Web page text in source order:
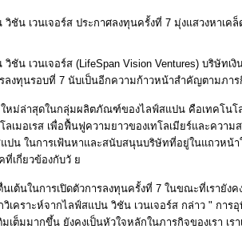
ชัน เวนเจอร์ส ประกาศลงทุนครั้งที่ 7 มุ่งแสวงหาเค
วิชัน เวนเจอร์ส (LifeSpan Vision Ventures) บริษั
ลงทุนรอบที่ 7 นับเป็นอีกความก้าวหน้าสำคัญตามภา
หม่ล่าสุดในกลุ่มผลิตภัณฑ์ของไลฟ์สแปน คือเทคโนโ
โลเมอเรส เพื่อฟื้นฟูความยาวของเทโลเมียร์และคว
ปน ในการเฟ้นหาและสนับสนุนบริษัทที่อยู่ในแถวหน้
ที่เกี่ยวข้องกับวั ย
นเต้นในการเปิดตัวการลงทุนครั้งที่ 7 ในขณะที่เรายั
วิเคราะห์จากไลฟ์สแปน วิชัน เวนเจอร์ส กล่าว " ก
เต็มมากขึ้น ยังคงเป็นหัวใจหลักในภารกิจของเรา